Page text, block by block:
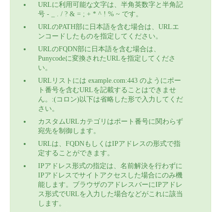
URLに利用可能な文字は、半角英数字と半角記
号 - _ . / ? & = ; + * ^ ! % ~ です。
URLのPATH部に日本語を含む場合は、URLエ
ンコードしたものを指定してください。
URLのFQDN部に日本語を含む場合は、
Punycodeに変換されたURLを指定してくださ
い。
URLリストには example.com:443 のようにポー
ト番号を含むURLを記載することはできませ
ん。:(コロン)以下は省略した形で入力してくだ
さい。
カスタムURLカテゴリはポート番号に関わらず
宛先を制御します。
URLは、FQDNもしくはIPアドレスの形式で指
定することができます。
IPアドレス形式の指定は、名前解決を行わずに
IPアドレスでサイトアクセスした場合にのみ機
能します。ブラウザのアドレスバーにIPアドレ
ス形式でURLを入力した場合などがこれに該当
します。